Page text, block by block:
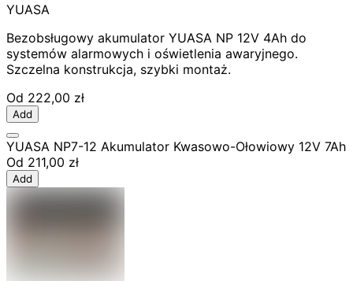
YUASA
Bezobsługowy akumulator YUASA NP 12V 4Ah do
systemów alarmowych i oświetlenia awaryjnego.
Szczelna konstrukcja, szybki montaż.
Od 222,00 zł
Add
YUASA NP7-12 Akumulator Kwasowo-Ołowiowy 12V 7Ah
Od 211,00 zł
Add